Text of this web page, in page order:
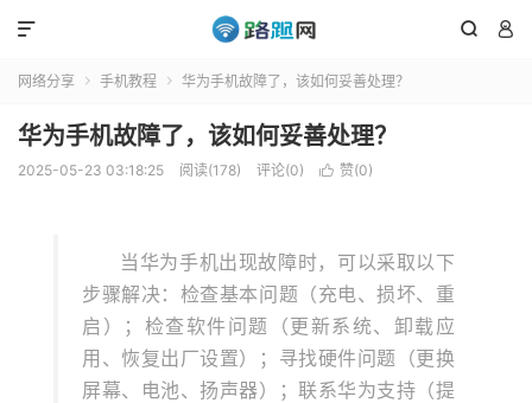
 

网络分享  手机教程  华为手机故障了，该如何妥善处理？
华为手机故障了，该如何妥善处理？
2025-05-23 03:18:25 阅读(178) 评论(0)  赞(0)
当华为手机出现故障时，可以采取以下
步骤解决：检查基本问题（充电、损坏、重
启）；检查软件问题（更新系统、卸载应
用、恢复出厂设置）；寻找硬件问题（更换
屏幕、电池、扬声器）；联系华为支持（提